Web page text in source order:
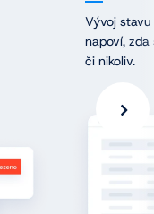
Vývoj
napoví,
či nikoliv.